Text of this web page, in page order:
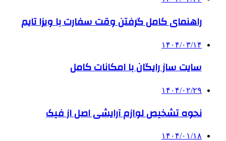
راهنمای کامل گرفتن وقت سفارت با ویزا تایم
۱۴۰۴/۰۳/۱۴
سایت ساز رایگان با امکانات کامل
۱۴۰۴/۰۲/۲۹
نحوه تشخیص لوازم آرایشی اصل از فیک
۱۴۰۴/۰۱/۱۸